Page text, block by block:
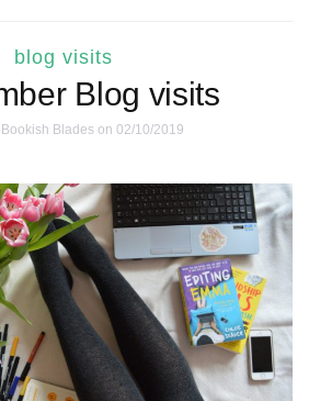
blog visits
Blog visits
Bookish Blades on 02/10/2019